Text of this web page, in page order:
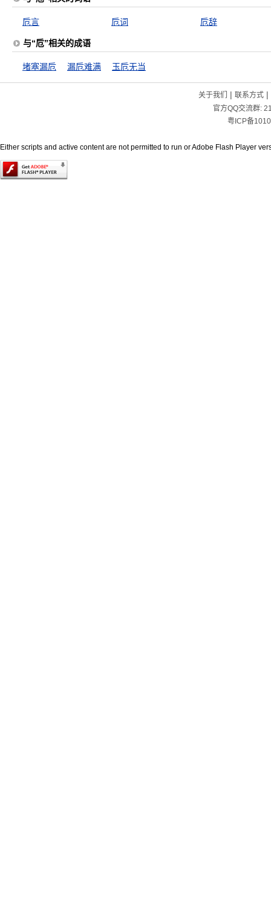
卮言 卮词 卮辞
与“卮”相关的成语
堵塞漏卮 漏卮难满 玉卮无当
关于我们 | 联系方式|
官方QQ交流群:
粤ICP备
Either scripts and active content are not permitted to run or Adobe Flash Player